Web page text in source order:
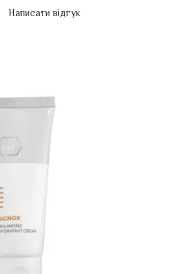
Написати відгук